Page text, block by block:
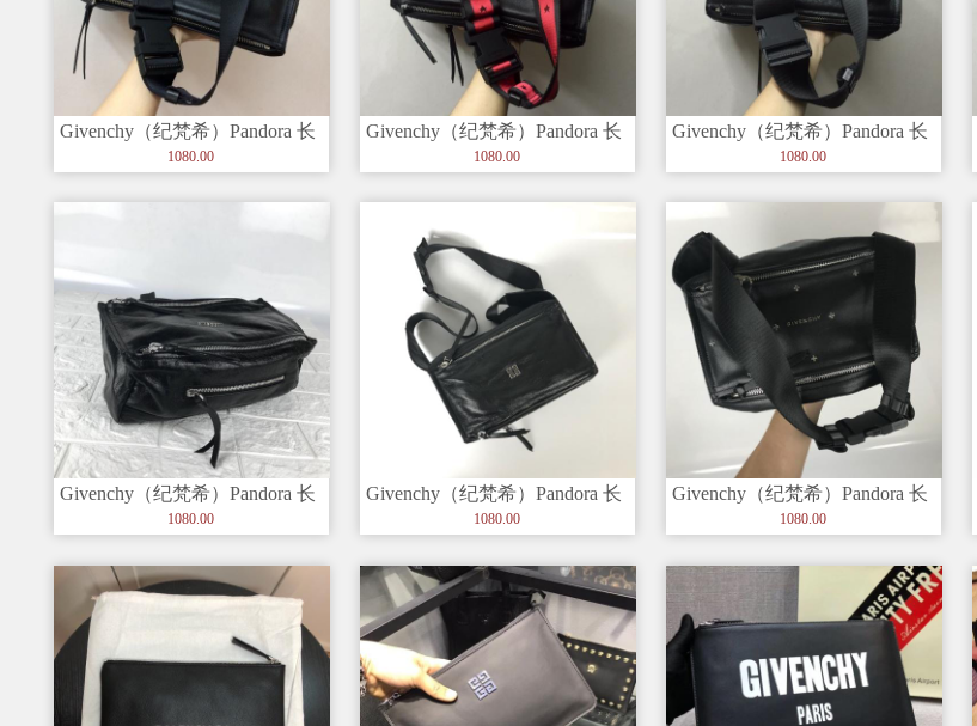
Givenchy（纪梵希）Pandora 长
方形标志 银色五
1080.00
Givenchy（纪梵希）Pandora 长
方形标志 银色五
1080.00
Givenchy（纪梵希）Pandora 长
方形标志 银色五
1080.00
Givenchy（纪梵希）Pandora 长
方形标志 银色五
1080.00
Givenchy（纪梵希）Pandora 长
方形标志 银色五
1080.00
Givenchy（纪梵希）Pandora 长
方形标志 银色五
1080.00